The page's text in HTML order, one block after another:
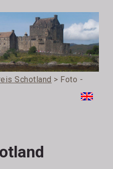
Schotland > Foto -